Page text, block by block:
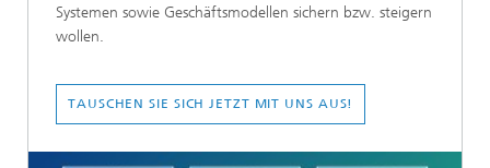
Systemen sowie Geschäftsmodellen sichern bzw. steigern
wollen.
TAUSCHEN SIE SICH JETZT MIT UNS AUS!